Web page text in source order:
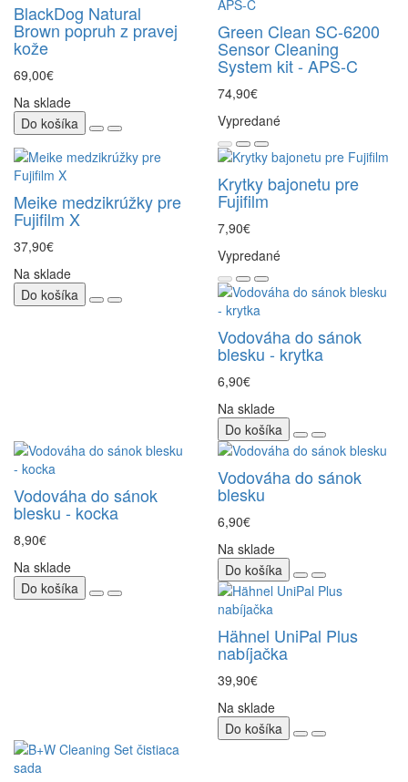
BlackDog Natural
Brown popruh z pravej
kože
69,00€
Na sklade
Do košíka
Green Clean SC-6200
Sensor Cleaning
System kit - APS-C
74,90€
Vypredané
Meike medzikrúžky pre
Fujifilm X
37,90€
Na sklade
Do košíka
Krytky bajonetu pre
Fujifilm
7,90€
Vypredané
Vodováha do sánok
blesku - krytka
6,90€
Na sklade
Do košíka
Vodováha do sánok
blesku - kocka
8,90€
Na sklade
Do košíka
Vodováha do sánok
blesku
6,90€
Na sklade
Do košíka
Hähnel UniPal Plus
nabíjačka
39,90€
Na sklade
Do košíka